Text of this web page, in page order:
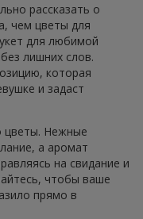
рассказать о
чем цветы для
для любимой
лишних слов.
которая
и задаст
цветы. Нежные
а аромат
на свидание и
чтобы ваше
прямо в